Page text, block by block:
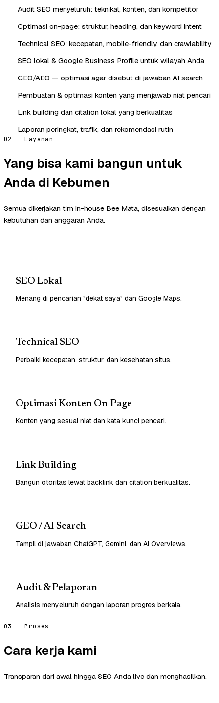
Audit SEO menyeluruh: teknikal, konten, dan kompetitor
Optimasi on-page: struktur, heading, dan keyword intent
Technical SEO: kecepatan, mobile-friendly, dan crawlability
SEO lokal & Google Business Profile untuk wilayah Anda
GEO/AEO — optimasi agar disebut di jawaban AI search
Pembuatan & optimasi konten yang menjawab niat pencari
Link building dan citation lokal yang berkualitas
Laporan peringkat, trafik, dan rekomendasi rutin
02 — Layanan
Yang bisa kami bangun untuk
Anda di Kebumen
Semua dikerjakan tim in-house Bee Mata, disesuaikan dengan
kebutuhan dan anggaran Anda.
SEO Lokal
Menang di pencarian "dekat saya" dan Google Maps.
Technical SEO
Perbaiki kecepatan, struktur, dan kesehatan situs.
Optimasi Konten On-Page
Konten yang sesuai niat dan kata kunci pencari.
Link Building
Bangun otoritas lewat backlink dan citation berkualitas.
GEO / AI Search
Tampil di jawaban ChatGPT, Gemini, dan AI Overviews.
Audit & Pelaporan
Analisis menyeluruh dengan laporan progres berkala.
03 — Proses
Cara kerja kami
Transparan dari awal hingga SEO Anda live dan menghasilkan.